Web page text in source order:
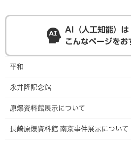
AI（人工知能）は
こんなページをお
平和
永井隆記念館
原爆資料館展示について
長崎原爆資料館 南京事件展示について